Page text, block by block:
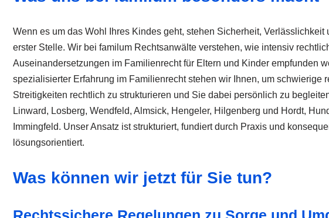
Wenn es um das Wohl Ihres Kindes geht, stehen Sicherheit, Verlässlichkeit
erster Stelle. Wir bei familum Rechtsanwälte verstehen, wie intensiv
Auseinandersetzungen im Familienrecht für Eltern und Kinder empfunden
spezialisierter Erfahrung im Familienrecht stehen wir Ihnen, um schwierige
Streitigkeiten rechtlich zu strukturieren und Sie dabei persönlich zu
Linward, Losberg, Wendfeld, Almsick, Hengeler, Hilgenberg und Hordt,
Immingfeld. Unser Ansatz ist strukturiert, fundiert durch Praxis und
lösungsorientiert.
Was können wir jetzt für Sie tun?